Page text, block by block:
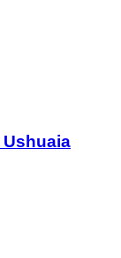
Ushuaia